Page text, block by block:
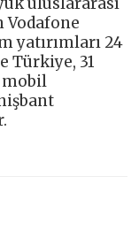
Vodafone
yatırımları 24
Türkiye, 31
mobil